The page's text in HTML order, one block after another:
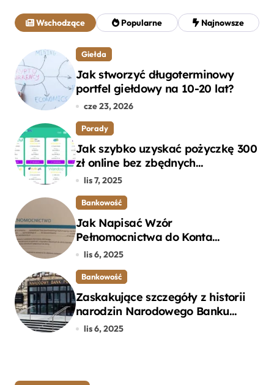
j
:
Wschodzące Popularne Najnowsze
Giełda
Jak stworzyć długoterminowy
portfel giełdowy na 10-20 lat?
cze 23, 2026
Porady
Jak szybko uzyskać pożyczkę 300
zł online bez zbędnych
formalności?
lis 7, 2025
Bankowość
Jak Napisać Wzór
Pełnomocnictwa do Konta
Bankowego – Praktyczny
lis 6, 2025
Bankowość
Zaskakujące szczegóły z historii
narodzin Narodowego Banku
Polskiego, o których mogłeś nie
lis 6, 2025